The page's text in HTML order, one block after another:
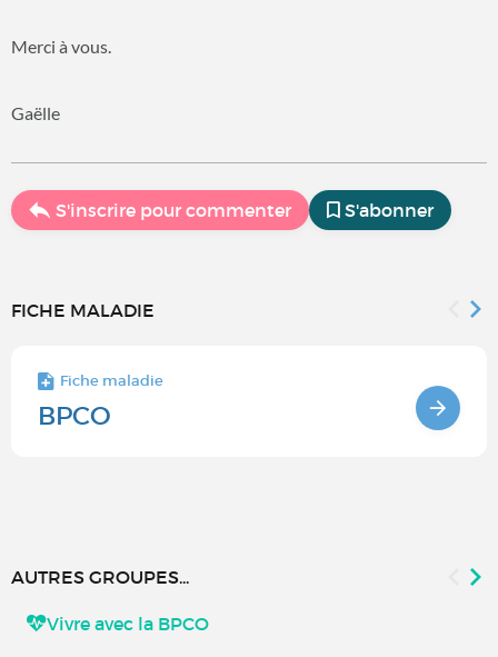
Merci à vous.
Gaëlle
S'inscrire pour commenter S'abonner
FICHE MALADIE
Fiche maladie
BPCO
AUTRES GROUPES...
Vivre avec la BPCO